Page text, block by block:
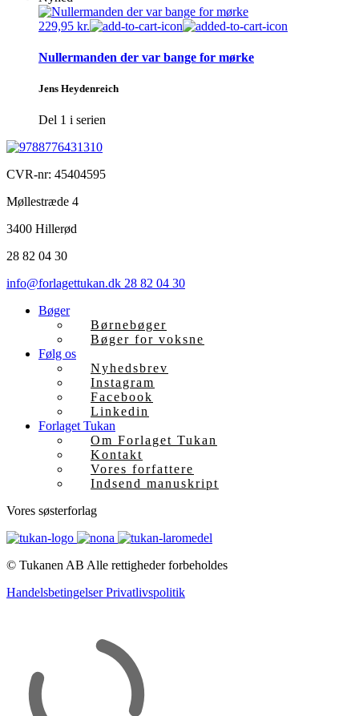
229,95 kr.
Nullermanden der var bange for mørke
Jens Heydenreich
Del 1 i serien
CVR-nr: 45404595
Møllestræde 4
3400 Hillerød
28 82 04 30
info@forlagettukan.dk 28 82 04 30
Bøger
Børnebøger
Bøger for voksne
Følg os
Nyhedsbrev
Instagram
Facebook
Linkedin
Forlaget Tukan
Om Forlaget Tukan
Kontakt
Vores forfattere
Indsend manuskript
Vores søsterforlag
© Tukanen AB Alle rettigheder forbeholdes
HandelsbetingelserPrivatlivspolitik